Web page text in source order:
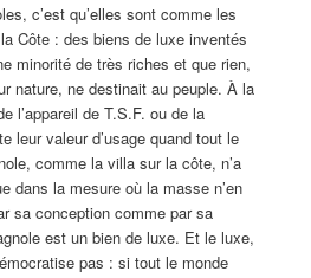
c’est qu’elles sont comme les
Côte : des biens de luxe inventés
minorité de très riches et que rien,
nature, ne destinait au peuple. À la
l’appareil de T.S.F. ou de la
leur valeur d’usage quand tout le
comme la villa sur la côte, n’a
dans la mesure où la masse n’en
sa conception comme par sa
est un bien de luxe. Et le luxe,
pas : si tout le monde